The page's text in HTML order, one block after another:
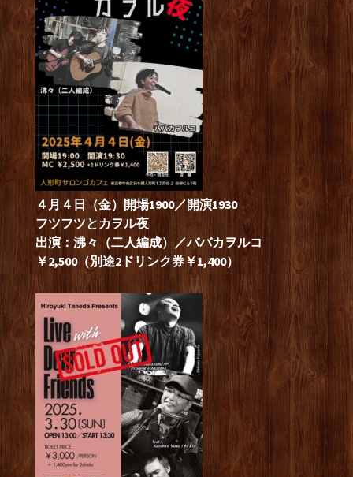
４月４日（金）開場1900／開演1930
フツフツとカヲル夜
出演：沸々（二人編成）／ババカヲルコ
￥2,500（別途2ドリンク券￥1,400）